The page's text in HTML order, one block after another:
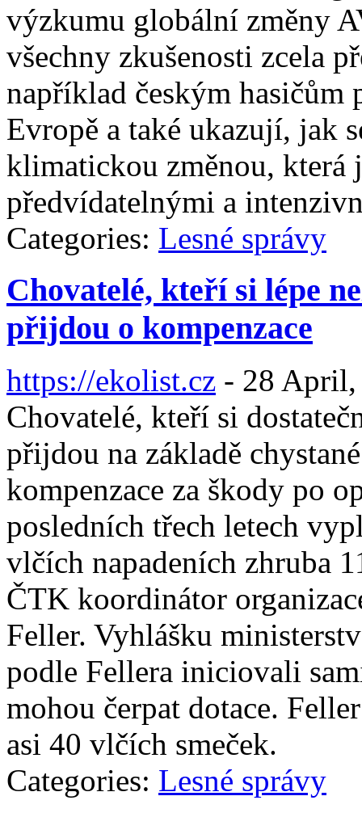
výzkumu globální změny
všechny zkušenosti zcela
například českým
Evropě a také ukazují, jak
klimatickou změnou, která
předvídatelnými a
Categories: Lesné správy
Chovatelé, kteří si lépe
přijdou o kompenzace
https://ekolist.cz - 28 April,
Chovatelé, kteří si
přijdou na základě
kompenzace za škody po
posledních třech letech
vlčích napadeních zhruba
ČTK koordinátor
Feller. Vyhlášku
podle Fellera iniciovali
mohou čerpat dotace.
asi 40 vlčích smeček.
Categories: Lesné správy